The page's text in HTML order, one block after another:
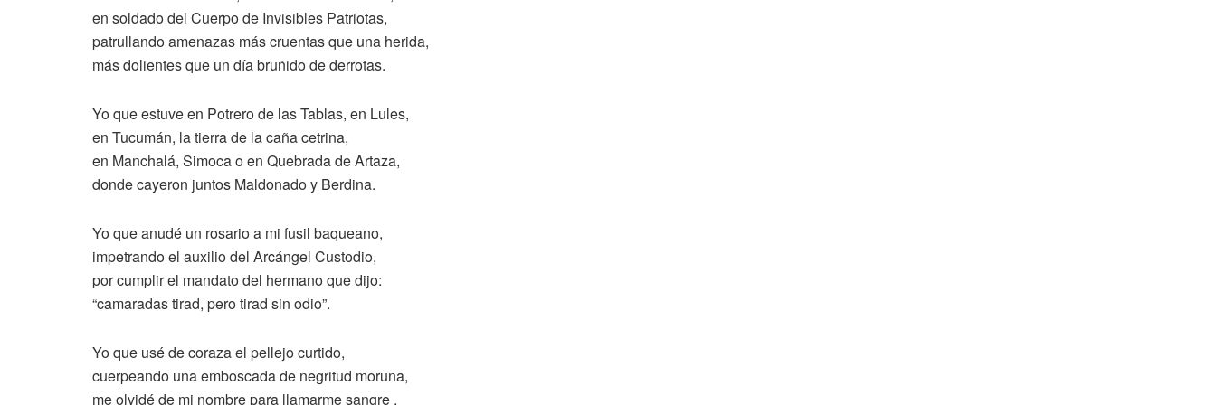
en soldado del Cuerpo de Invisibles Patriotas,
patrullando amenazas más cruentas que una herida,
más dolientes que un día bruñido de derrotas.
Yo que estuve en Potrero de las Tablas, en Lules,
en Tucumán, la tierra de la caña cetrina,
en Manchalá, Simoca o en Quebrada de Artaza,
donde cayeron juntos Maldonado y Berdina.
Yo que anudé un rosario a mi fusil baqueano,
impetrando el auxilio del Arcángel Custodio,
por cumplir el mandato del hermano que dijo:
“camaradas tirad, pero tirad sin odio”.
Yo que usé de coraza el pellejo curtido,
cuerpeando una emboscada de negritud moruna,
me olvidé de mi nombre para llamarme sangre ,